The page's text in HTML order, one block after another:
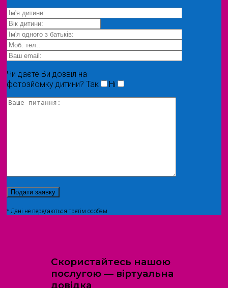
Чи даєте Ви дозвіл на
фотозйомку дитини? Так Ні
* Дані не передаються третім особам
Скористайтесь нашою
послугою — віртуальна
довідка